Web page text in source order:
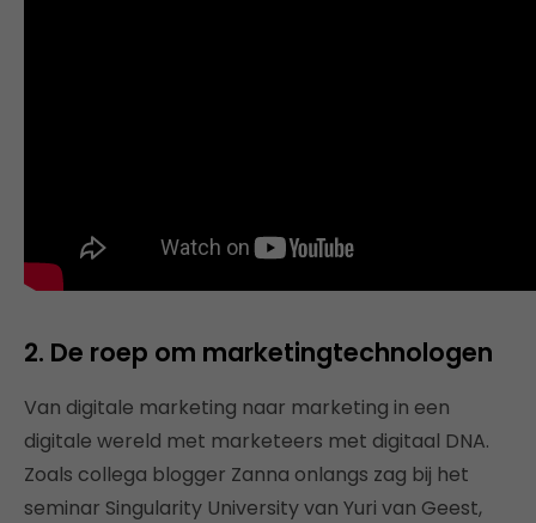
2. De roep om marketingtechnologen
Van digitale marketing naar marketing in een
digitale wereld met marketeers met digitaal DNA.
Zoals collega blogger Zanna onlangs zag bij het
seminar Singularity University van Yuri van Geest,